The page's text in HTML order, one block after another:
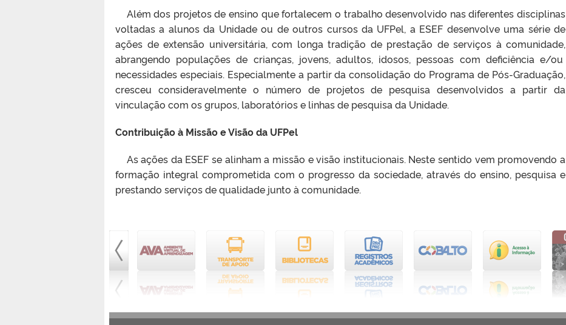
Além dos projetos de ensino que fortalecem o trabalho desenvolvido nas diferentes disciplinas
voltadas a alunos da Unidade ou de outros cursos da UFPel, a ESEF desenvolve uma série de
ações de extensão universitária, com longa tradição de prestação de serviços à comunidade,
abrangendo populações de crianças, jovens, adultos, idosos, pessoas com deficiência e/ou
necessidades especiais. Especialmente a partir da consolidação do Programa de Pós-Graduação,
cresceu consideravelmente o número de projetos de pesquisa desenvolvidos a partir da
vinculação com os grupos, laboratórios e linhas de pesquisa da Unidade.
Contribuição à Missão e Visão da UFPel
As ações da ESEF se alinham a missão e visão institucionais. Neste sentido vem promovendo a
formação integral comprometida com o progresso da sociedade, através do ensino, pesquisa e
prestando serviços de qualidade junto à comunidade.